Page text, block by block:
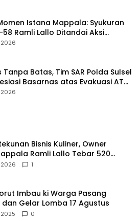
Istana Mappala: Syukuran
Ramli Lallo Ditandai Aksi
Ibadah
Tanpa Batas, Tim SAR Polda Sulsel
Basarnas atas Evakuasi ATR
Bisnis Kuliner, Owner
Ramli Lallo Tebar 520
di Gowa
1
Imbau ki Warga Pasang
Gelar Lomba 17 Agustus
2025 0